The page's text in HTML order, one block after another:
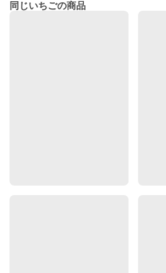
同じいちごの商品